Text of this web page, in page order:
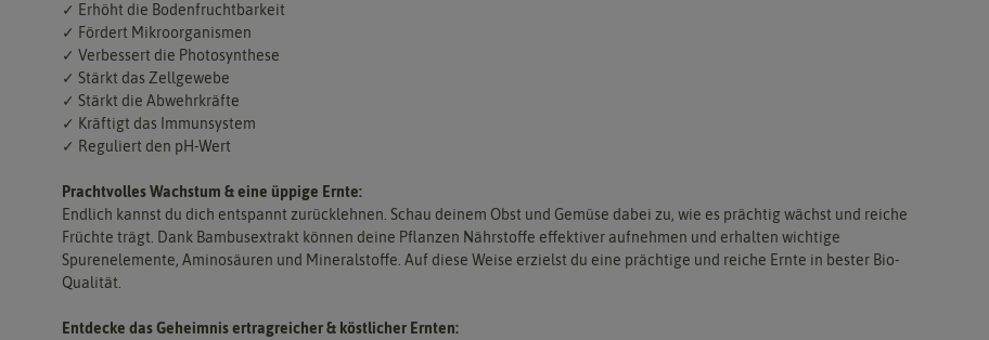
✓ Erhöht die Bodenfruchtbarkeit
✓ Fördert Mikroorganismen
✓ Verbessert die Photosynthese
✓ Stärkt das Zellgewebe
✓ Stärkt die Abwehrkräfte
✓ Kräftigt das Immunsystem
✓ Reguliert den pH-Wert
Prachtvolles Wachstum & eine üppige Ernte:
Endlich kannst du dich entspannt zurücklehnen. Schau deinem Obst und Gemüse dabei zu, wie es prächtig wächst und reiche
Früchte trägt. Dank Bambusextrakt können deine Pflanzen Nährstoffe effektiver aufnehmen und erhalten wichtige
Spurenelemente, Aminosäuren und Mineralstoffe. Auf diese Weise erzielst du eine prächtige und reiche Ernte in bester Bio-
Qualität.
Entdecke das Geheimnis ertragreicher & köstlicher Ernten: